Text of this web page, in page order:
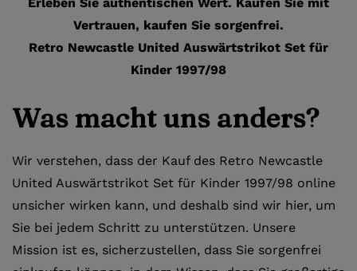
Vertrauen, kaufen Sie sorgenfrei.
Retro Newcastle United Auswärtstrikot Set für
Kinder 1997/98
Was macht uns anders?
Wir verstehen, dass der Kauf des Retro Newcastle
United Auswärtstrikot Set für Kinder 1997/98 online
unsicher wirken kann, und deshalb sind wir hier, um
Sie bei jedem Schritt zu unterstützen. Unsere
Mission ist es, sicherzustellen, dass Sie sorgenfrei